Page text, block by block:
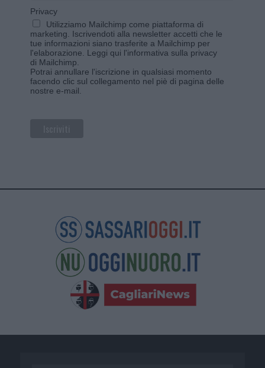
Privacy
Utilizziamo Mailchimp come piattaforma di
marketing. Iscrivendoti alla newsletter accetti che le
tue informazioni siano trasferite a Mailchimp per
l'elaborazione. Leggi qui l'informativa sulla privacy
di Mailchimp
Potrai annullare l'iscrizione in qualsiasi momento
facendo clic sul collegamento nel piè di pagina delle
nostre e-mail.